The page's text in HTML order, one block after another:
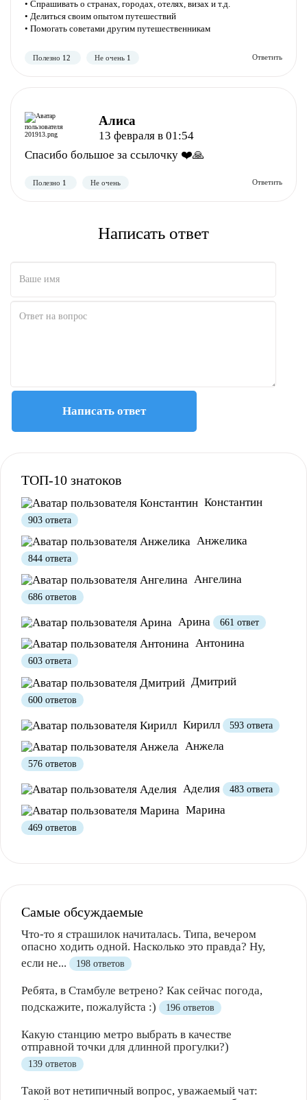
Не полезно
• Спрашивать о странах, городах, отелях, визах и т.д.
• Делиться своим опытом путешествий
• Помогать советами другим путешественникам
Алиса
13 февраля в 01:54
Спасибо большое за ссылочку ❤️🙏
Полезно 1
Написать ответ
Написать ответ
ТОП-10 знатоков
Константин
903 ответа
Анжелика
844 ответа
Ангелина
686 ответов
Арина 661 ответ
Антонина
603 ответа
Дмитрий
600 ответов
Кирилл 593 ответа
Анжела
576 ответов
Аделия 483 ответа
Марина
469 ответов
Самые обсуждаемые
Что-то я страшилок начиталась. Типа, вечером
опасно ходить одной. Насколько это правда? Ну,
если не...
198 ответов
Ребята, в Стамбуле ветрено? Как сейчас погода,
подскажите, пожалуйста :)
196 ответов
Какую станцию метро выбрать в качестве
отправной точки для длинной прогулки?)
139 ответов
Такой вот нетипичный вопрос, уважаемый чат: